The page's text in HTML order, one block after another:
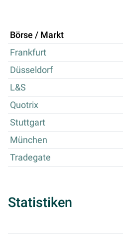
Börse / Markt
Frankfurt
Düsseldorf
L&S
Quotrix
Stuttgart
München
Tradegate
Statistiken